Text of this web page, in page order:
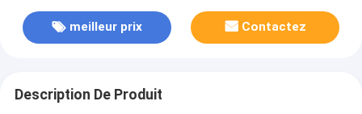
meilleur prix Contactez
Description De Produit